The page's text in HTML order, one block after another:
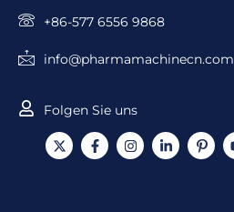
+86-577 6556 9868
info@pharmamachinecn.com
Folgen Sie uns
X
-
F
a
I
n
L
i
I
c